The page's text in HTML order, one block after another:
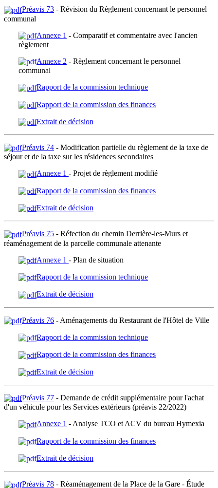
Préavis 73 - Révision du Règlement concernant le personnel
communal
Annexe 1 - Comparatif et commentaire avec l'ancien
règlement
Annexe 2 - Règlement concernant le personnel
communal
Rapport de la commission technique
Rapport de la commission des finances
Extrait de décision
Préavis 74 - Modification partielle du règlement de la taxe de
séjour et de la taxe sur les résidences secondaires
Annexe 1 - Projet de règlement modifié
Rapport de la commission des finances
Extrait de décision
Préavis 75 - Réfection du chemin Derrière-les-Murs et
réaménagement de la parcelle communale attenante
Annexe 1 - Plan de situation
Rapport de la commission technique
Extrait de décision
Préavis 76 - Aménagements du Restaurant de l'Hôtel de Ville
Rapport de la commission technique
Rapport de la commission des finances
Extrait de décision
Préavis 77 - Demande de crédit supplémentaire pour l'achat
d'un véhicule pour les Services extérieurs (préavis 22/2022)
Annexe 1 - Analyse TCO et ACV du bureau Hymexia
Rapport de la commission des finances
Extrait de décision
Préavis 78 - Réaménagement de la Place de la Gare - Étude